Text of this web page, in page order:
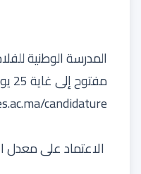
مفتوح إلى غاية 25 يوليوز2020 على الرابط
candidature/
الاعتماد على معدل